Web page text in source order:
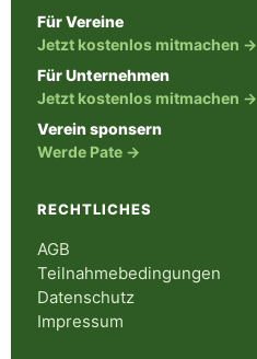
Für Vereine
Jetzt kostenlos mitmachen →
Für Unternehmen
Jetzt kostenlos mitmachen →
Verein sponsern
Werde Pate →
RECHTLICHES
AGB
Teilnahmebedingungen
Datenschutz
Impressum